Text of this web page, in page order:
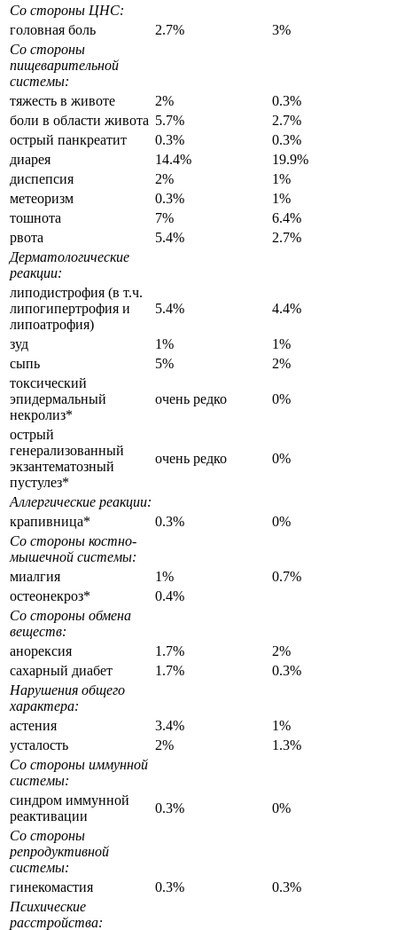
Со стороны ЦНС:
головная боль
2.7%
3%
Со стороны
пищеварительной
системы:
тяжесть в животе
2%
0.3%
боли в области живота 5.7%
2.7%
острый панкреатит
0.3%
0.3%
диарея
14.4%
19.9%
диспепсия
2%
1%
метеоризм
0.3%
1%
тошнота
7%
6.4%
рвота
5.4%
2.7%
Дерматологические
реакции:
липодистрофия (в т.ч.
липогипертрофия и
липоатрофия)
5.4% 4.4%
зуд 1%
1%
сыпь
5%
2%
токсический
эпидермальный
некролиз*
очень редко 0%
острый
генерализованный
экзантематозный
пустулез*
очень редко 0%
Аллергические реакции:
крапивница*
0.3%
0%
Со стороны костно-
мышечной системы:
миалгия
1%
0.7%
остеонекроз*
0.4%
Со стороны обмена
веществ:
анорексия
1.7%
2%
сахарный диабет
1.7%
0.3%
Нарушения общего
характера:
астения
3.4%
1%
усталость
2%
1.3%
Со стороны иммунной
системы:
синдром иммунной
реактивации
0.3%
0%
Со стороны
репродуктивной
системы:
гинекомастия
0.3%
0.3%
Психические
расстройства: